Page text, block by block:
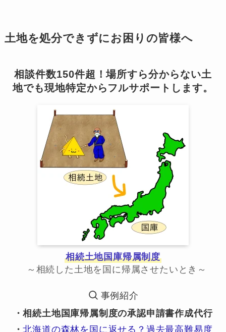
土地を処分できずにお困りの皆様へ
相談件数150件超！場所すら分からない土
地でも現地特定からフルサポートします。
相続土地国庫帰属制度
～相続した土地を国に帰属させたいとき～
事例紹介
・相続土地国庫帰属制度の承認申請書作成代行
・北海道の森林を国に返せる？過去最高難易度